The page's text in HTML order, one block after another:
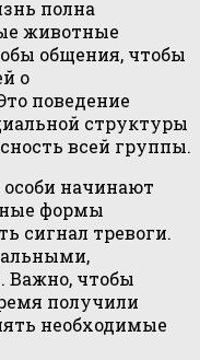
полна
животные
общения, чтобы
о
поведение
структуры
всей группы.
особи начинают
формы
сигнал тревоги.
Важно, чтобы
получили
необходимые